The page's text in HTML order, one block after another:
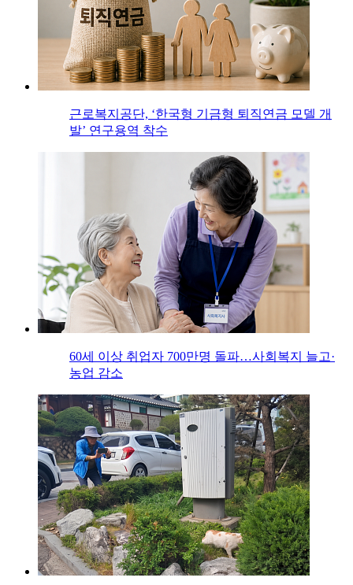
근로복지공단, ‘한국형 기금형 퇴직연금 모델 개
발’ 연구용역 착수
60세 이상 취업자 700만명 돌파…사회복지 늘고·
농업 감소